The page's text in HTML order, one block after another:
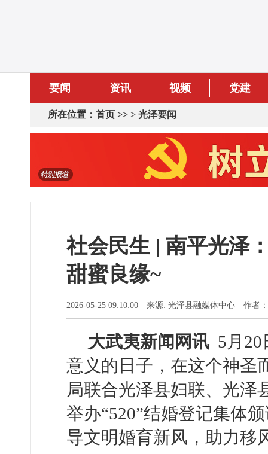
要闻 资讯 视频 党建
所在位置： 首页 >> > 光泽要闻
社会民生 | 南平光泽
甜蜜良缘~
2026-05-25 09:10:00 来源: 光泽县融媒体中心 作者
大武夷新闻网讯 5月
意义的日子，在这个神圣
局联合光泽县妇联、光泽
举办“520”结婚登记集体
导文明婚育新风，助力移